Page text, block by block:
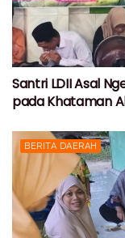
Santri LDII Asal
pada Khataman
BERITA DAERAH